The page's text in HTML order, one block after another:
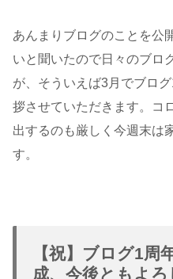
あんまりブログのことを公
いと聞いたので日々のブロ
が、そういえば3月でブロ
拶させていただきます。コ
出するのも厳しく今週末は
す。
【祝】ブログ1周
成、今後ともよろ